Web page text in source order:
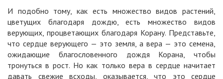
И подобно тому, как есть множество видов растений,
цветущих благодаря дождю, есть множество видов
верующих, процветающих благодаря Корану. Представьте,
что сердце верующего — это земля, а вера — это семена,
ожидающие благословенного дождя Корана, чтобы
тронуться в рост. Но как только вера в сердце начитает
давать свежие всходы, оказывается, что это сердце